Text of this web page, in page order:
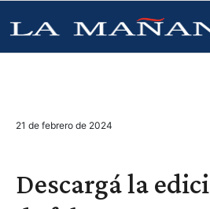
21 de febrero de 2024
Descargá la